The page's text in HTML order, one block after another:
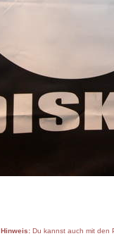
Hinweis:Du kannst auch mit den